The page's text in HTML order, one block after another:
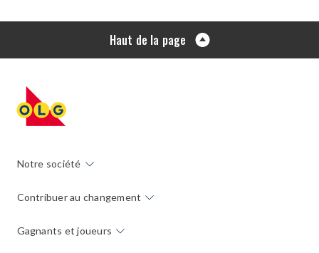
Haut de la page
Notre société
Contribuer au changement
Gagnants et joueurs